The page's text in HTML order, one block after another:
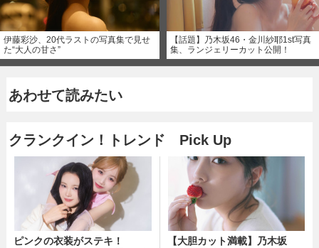
伊藤彩沙、20代ラストの写真集で見せ
た“大人の甘さ”
【話題】乃木坂46・金川紗耶1st写真
集、ランジェリーカット公開！
あわせて読みたい
クランクイン！トレンド Pick Up
ピンクの衣装がステキ！
【大胆カット満載】乃木坂